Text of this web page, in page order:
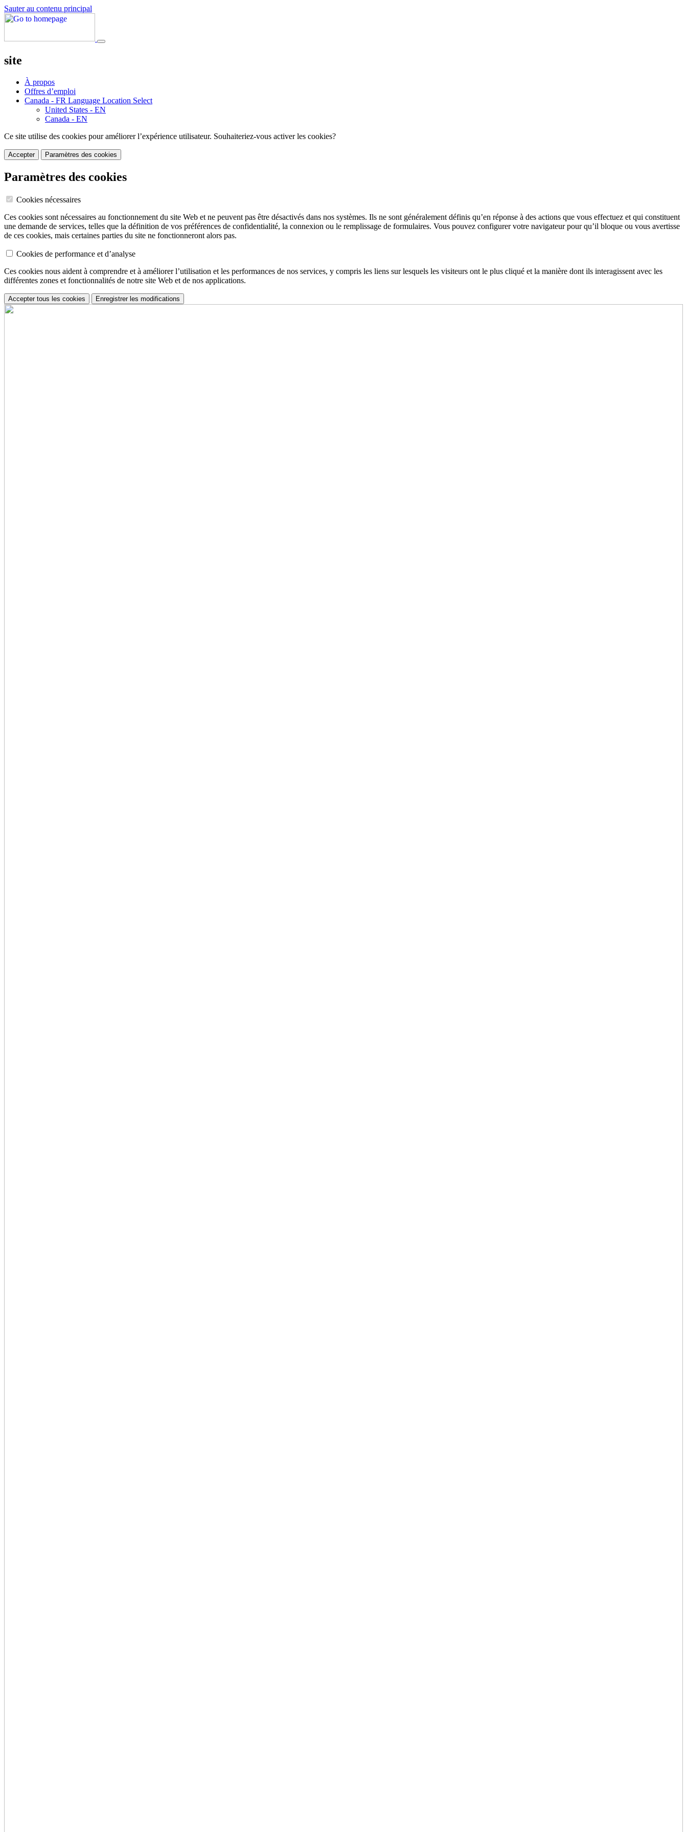
Sauter au contenu principal
site
À propos
Offres d’emploi
Canada - FR Language Location Select
United States - EN
Canada - EN
Ce site utilise des cookies pour améliorer l’expérience utilisateur. Souhaiteriez-vous activer les cookies?
Accepter Paramètres des cookies
Paramètres des cookies
Cookies nécessaires
Ces cookies sont nécessaires au fonctionnement du site Web et ne peuvent pas être désactivés dans nos systèmes. Ils ne sont généralement définis qu’en réponse à des actions que vous effectuez et qui constituent
une demande de services, telles que la définition de vos préférences de confidentialité, la connexion ou le remplissage de formulaires. Vous pouvez configurer votre navigateur pour qu’il bloque ou vous avertisse
de ces cookies, mais certaines parties du site ne fonctionneront alors pas.
Cookies de performance et d’analyse
Ces cookies nous aident à comprendre et à améliorer l’utilisation et les performances de nos services, y compris les liens sur lesquels les visiteurs ont le plus cliqué et la manière dont ils interagissent avec les
différentes zones et fonctionnalités de notre site Web et de nos applications.
Accepter tous les cookies Enregistrer les modifications